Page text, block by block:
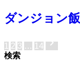
ダンジョン飯
投
稿
1 2 3 … 14 chevron_right
検索